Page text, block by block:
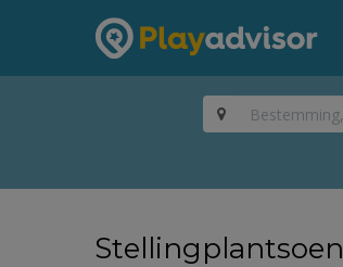
Stellingplantsoen